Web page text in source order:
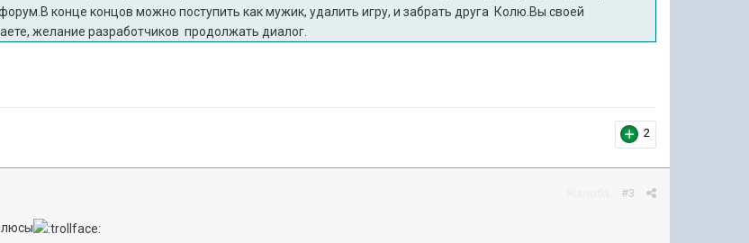
конце концов можно поступить как мужик, удалить игру, и забрать друга Колю.Вы своей
желание разработчиков продолжать диалог.
2
#3